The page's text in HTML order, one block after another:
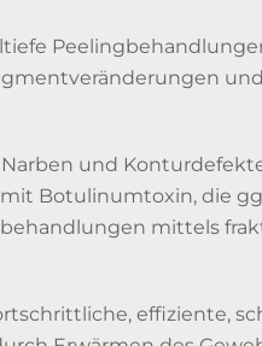
und
Botulinumtoxin, die
mittels
effiziente,